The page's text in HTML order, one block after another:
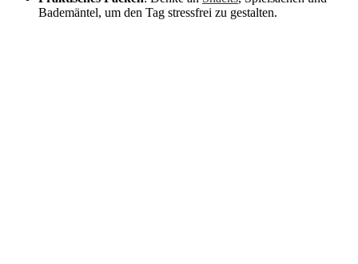
Bademäntel, um den Tag stressfrei zu gestalten.